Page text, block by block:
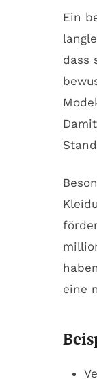
Ein
dass
eine